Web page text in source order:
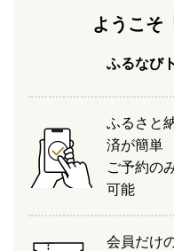
ようこそ
ふるなび
ふるさと
済が簡単
ご予約の
可能
会員だけ